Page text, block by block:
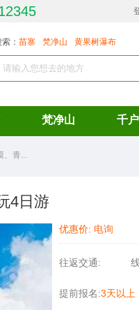
： 苗寨 梵净山 黄果树瀑布
梵净山 千
、青...
4日游
优惠价: 电询
往返交通:
提前报名:3天以上